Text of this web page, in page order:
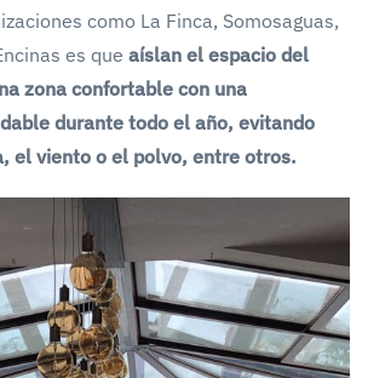
como La Finca, Somosaguas,
es que aíslan el espacio del
zona confortable con una
durante todo el año, evitando
el viento o el polvo, entre otros.